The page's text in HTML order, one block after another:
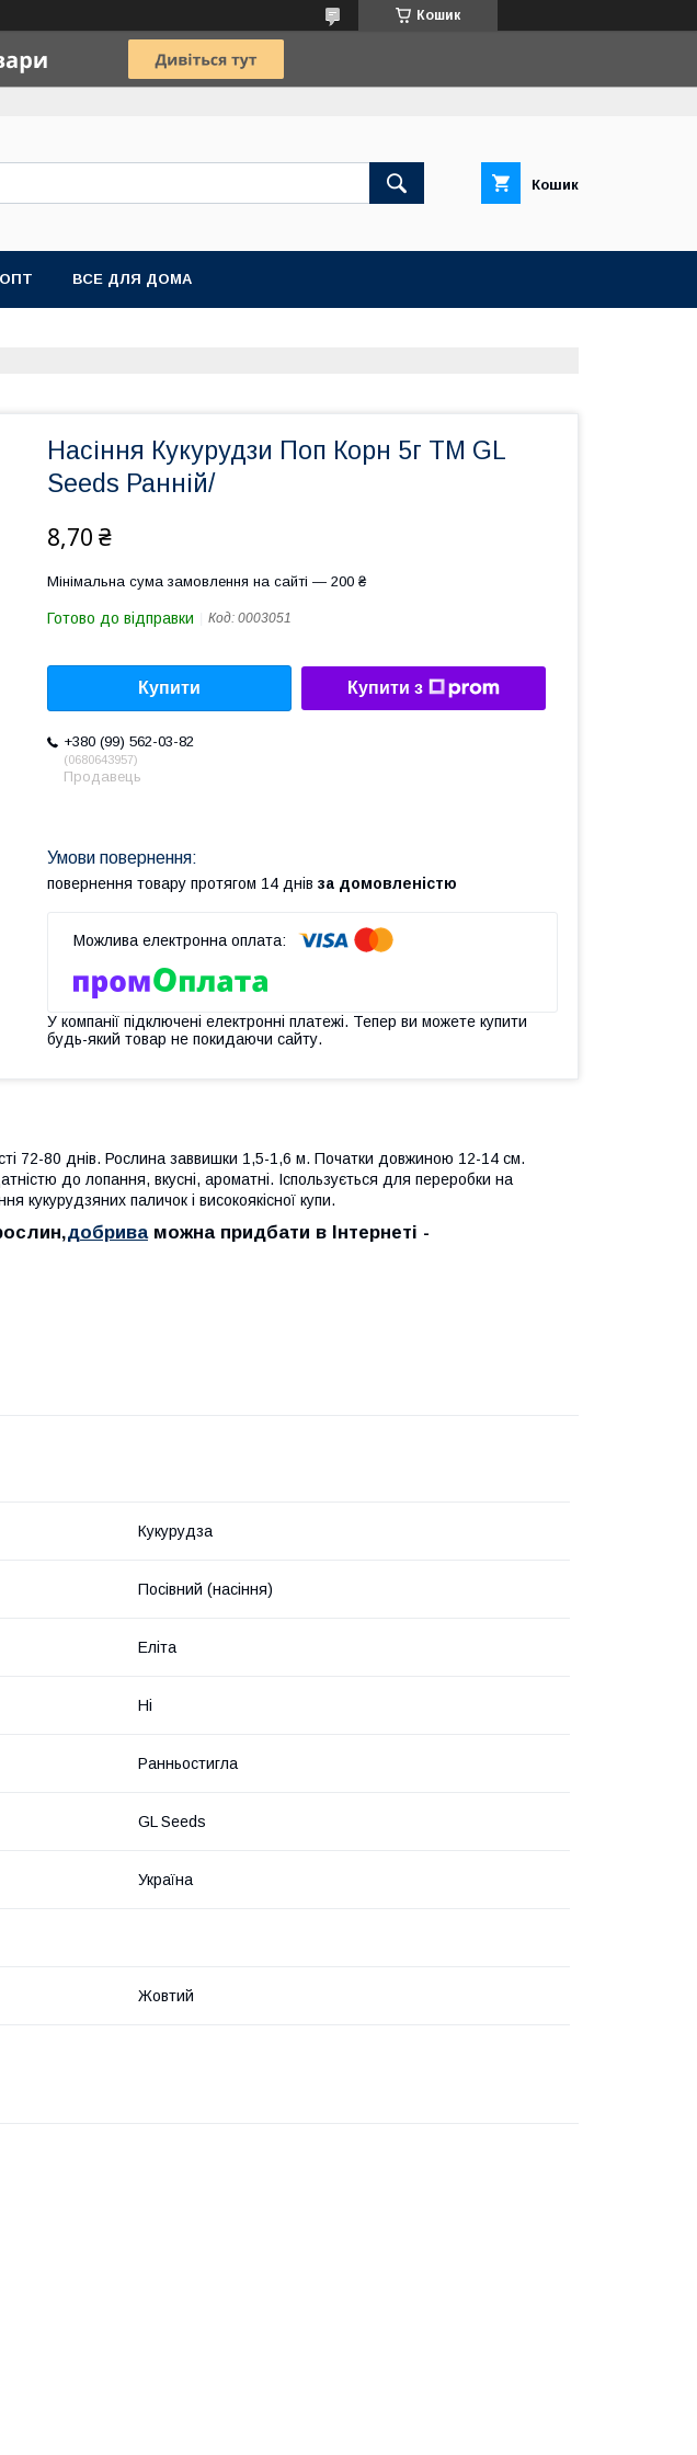
Кошик
Кошик
ВСЕ ДЛЯ ДОМА
Насіння Кукурудзи Поп Корн 5г TM GL
Seeds Ранній/
8,70 ₴
Мінімальна сума замовлення на сайті — 200 ₴
Готово до відправки Код: 0003051
Купити Купити з
+380 (99) 562-03-82
0680643957
Продавець
повернення товару протягом 14 днів за домовленістю
У компанії підключені електронні платежі. Тепер ви можете купити
будь-який товар не покидаючи сайту.
72-80 днів. Рослина заввишки 1,5-1,6 м. Початки довжиною 12-14 см.
до лопання, вкусні, ароматні. Іспользується для переробки на
кукурудзяних паличок і високоякісної купи.
добриваможна придбати в Інтернеті -
Кукурудза
Посівний (насіння)
Еліта
Ні
Ранньостигла
GL Seeds
Україна
Жовтий